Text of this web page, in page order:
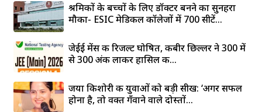
श्रमिकों के बच्चों के लिए डॉक्टर बनने का सुनहरा
मौका- ESIC मेडिकल कॉलेजों में 700 सीटें...
जेईई मेंस की रिजल्ट घोषित, कबीर छिल्लर ने 300 में
से 300 अंक लाकर हासिल की...
जया किशोरी की युवाओं को बड़ी सीख: ‘अगर सफल
होना है, तो वक्त गँवाने वाले दोस्तों...